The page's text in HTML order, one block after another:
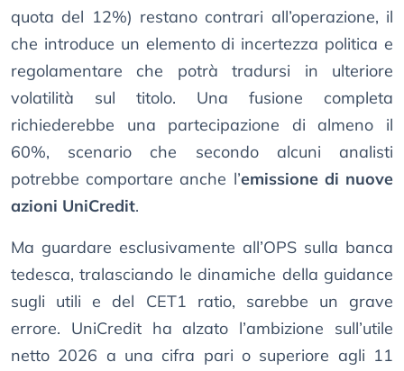
quota del 12%) restano contrari all’operazione, il
che introduce un elemento di incertezza politica e
regolamentare che potrà tradursi in ulteriore
volatilità sul titolo. Una fusione completa
richiederebbe una partecipazione di almeno il
60%, scenario che secondo alcuni analisti
potrebbe comportare anche l’emissione di nuove
azioni UniCredit.
Ma guardare esclusivamente all’OPS sulla banca
tedesca, tralasciando le dinamiche della guidance
sugli utili e del CET1 ratio, sarebbe un grave
errore. UniCredit ha alzato l’ambizione sull’utile
netto 2026 a una cifra pari o superiore agli 11